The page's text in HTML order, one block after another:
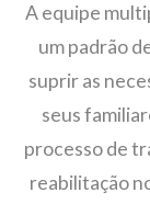
A equipe
um padrão
suprir as
seus
processo de
reabilitação